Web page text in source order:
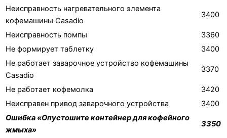
Неисправность нагревательного элемента
кофемашины Casadio
3400
Неисправность помпы
3360
Не формирует таблетку
3400
Не работает заварочное устройство кофемашины
Casadio
3370
Не работает кофемолка
3420
Неисправен привод заварочного устройства
3400
Ошибка «Опустошите контейнер для кофейного
жмыха»
3350